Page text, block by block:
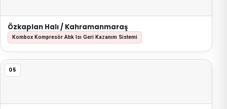
Özkaplan Halı / Kahramanmaraş
Kombox Kompresör Atık Isı Geri Kazanım Sistemi
05